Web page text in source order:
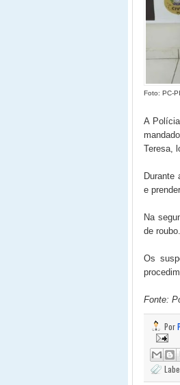
Foto: PC-PI
A
Teresa,
Durante
e
Na
de
Os
Fonte:
Por